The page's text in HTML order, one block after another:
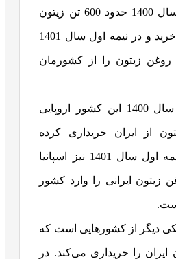
داخلی، در سال 1400 حدود 600 تن زیتون
را از ایران خرید و در نیمه اول سال 1401
تن روغن زیتون را از کشورمان
در سال 1400 این کشور اروپایی
زیتون از ایران خریداری کرده
است. در نیمه اول سال 1401 نیز اسپانیا
زیتون ایرانی را وارد کشور
دیگر از کشورهایی است که
ایران را خریداری می‌کند. در